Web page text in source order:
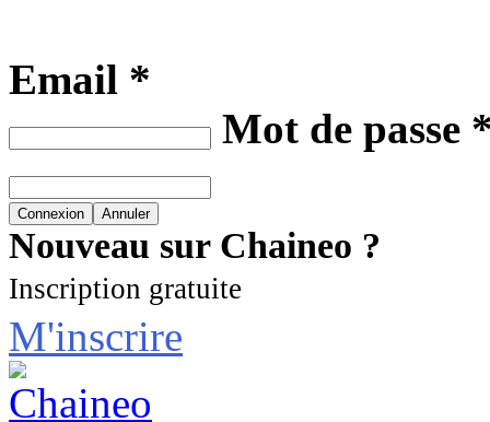
Email *
Mot de passe
Nouveau sur Chaineo ?
Inscription gratuite
M'inscrire